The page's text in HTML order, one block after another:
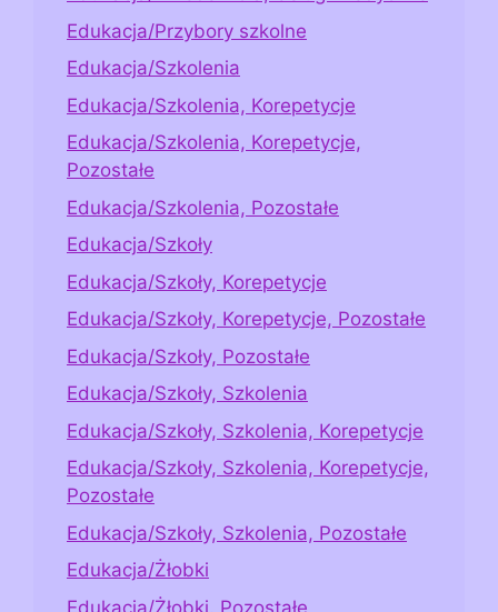
Edukacja/Przybory szkolne
Edukacja/Szkolenia
Edukacja/Szkolenia, Korepetycje
Edukacja/Szkolenia, Korepetycje,
Pozostałe
Edukacja/Szkolenia, Pozostałe
Edukacja/Szkoły
Edukacja/Szkoły, Korepetycje
Edukacja/Szkoły, Korepetycje, Pozostałe
Edukacja/Szkoły, Pozostałe
Edukacja/Szkoły, Szkolenia
Edukacja/Szkoły, Szkolenia, Korepetycje
Edukacja/Szkoły, Szkolenia, Korepetycje,
Pozostałe
Edukacja/Szkoły, Szkolenia, Pozostałe
Edukacja/Żłobki
Edukacja/Żłobki, Pozostałe